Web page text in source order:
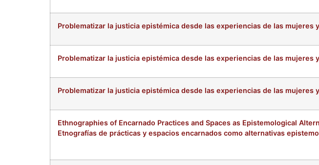
Problematizar la justicia epistémica desde las experiencias de las
Problematizar la justicia epistémica desde las experiencias de las
Problematizar la justicia epistémica desde las experiencias de las
Ethnographies of Encarnado Practices and Spaces as Epistemological
Etnografías de prácticas y espacios encarnados como alternativas